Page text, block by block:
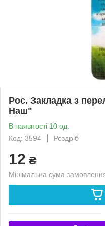
Рос. Закладка з
Наш"
В наявності 10 од.
Код: 3594
Роздріб
12 ₴
Мінімальна сума